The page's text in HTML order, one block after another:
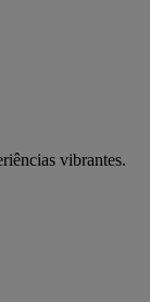
vibrantes.